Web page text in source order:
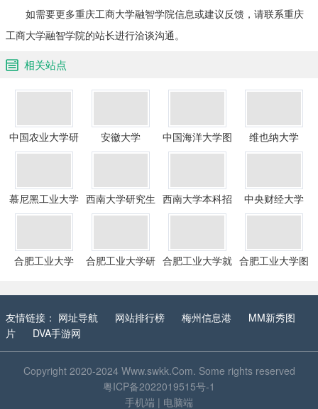
如需要更多重庆工商大学融智学院信息或建议反馈，请联系重庆
工商大学融智学院的站长进行洽谈沟通。
相关站点
中国农业大学研
究生院
安徽大学
中国海洋大学图
书馆
维也纳大学
慕尼黑工业大学 西南大学研究生
招生信息网
西南大学本科招
生网
中央财经大学
合肥工业大学
合肥工业大学研 合肥工业大学就 合肥工业大学图
友情链接： 网址导航 网站排行榜 梅州信息港
MM新秀图
片
DVA手游网
Copyright 2020-2024 Www.swkk.Com. Some rights reserved
粤ICP备2022019515号-1
手机端 | 电脑端